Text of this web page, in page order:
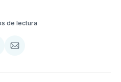
de lectura
Compartir
Email